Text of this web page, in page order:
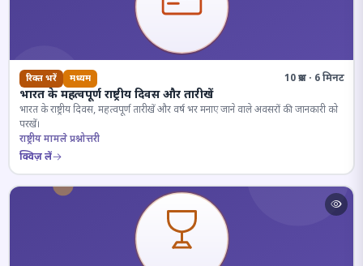
रिक्त भरें मध्यम 10 प्रश्न · 6 मिनट
भारत के महत्वपूर्ण राष्ट्रीय दिवस और तारीखें
भारत के राष्ट्रीय दिवस, महत्वपूर्ण तारीखें और वर्ष भर मनाए जाने वाले अवसरों की जानकारी को
परखें।
राष्ट्रीय मामले प्रश्नोत्तरी
क्विज़ लें